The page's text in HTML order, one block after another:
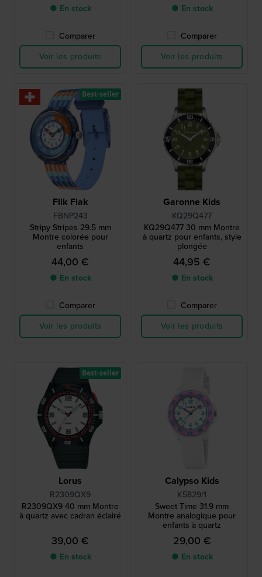
● En stock
Comparer
Voir les produits
● En stock
Comparer
Voir les produits
Flik Flak
FBNP243
Stripy Stripes 29.5 mm
Montre colorée pour
enfants
44,00 €
● En stock
Comparer
Voir les produits
Best-seller
Garonne Kids
KQ29Q477
KQ29Q477 30 mm Montre
à quartz pour enfants, style
plongée
44,95 €
● En stock
Comparer
Voir les produits
Lorus
R2309QX9
R2309QX9 40 mm Montre
à quartz avec cadran éclairé
39,00 €
● En stock
Best-seller
Calypso Kids
K5829/1
Sweet Time 31.9 mm
Montre analogique pour
enfants à quartz
29,00 €
● En stock